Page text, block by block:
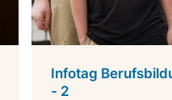
Infotag
- 2